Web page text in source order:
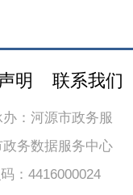
明 联系我们
办：河源市政务服
务数据服务中心
：4416000024